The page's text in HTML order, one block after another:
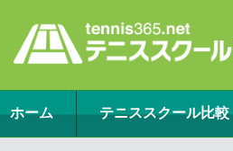
ホーム テニススクール比較